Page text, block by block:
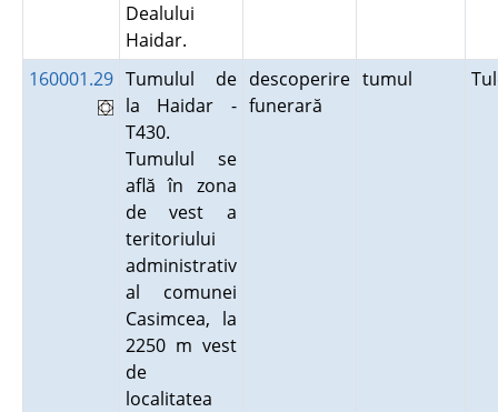
Dealului
Haidar.
160001.29 Tumulul de
la Haidar -
T430.
Tumulul se
află în zona
de vest a
teritoriului
administrativ
al comunei
Casimcea, la
2250 m vest
de
localitatea
descoperire
funerară
tumul